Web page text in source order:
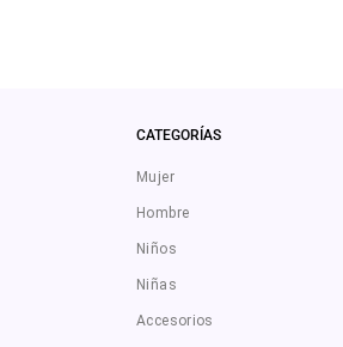
CATEGORÍAS
Mujer
Hombre
Niños
Niñas
Accesorios